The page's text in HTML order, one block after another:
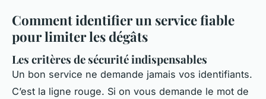
Comment identifier un service fiable
pour limiter les dégâts
Les critères de sécurité indispensables
Un bon service ne demande jamais vos identifiants.
C’est la ligne rouge. Si on vous demande le mot de